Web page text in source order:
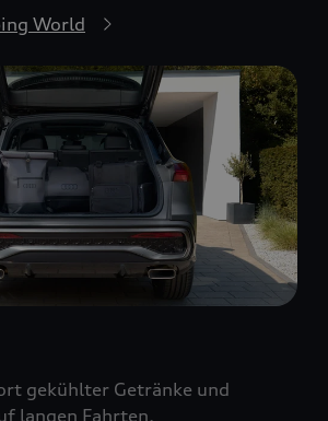
World
gekühlter Getränke und
langen Fahrten.